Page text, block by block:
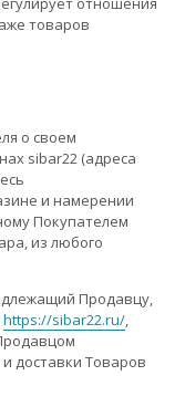
товаров
о своем
sibar22 (адреса
и намерении
Покупателем
из любого
Продавцу,
https://sibar22.ru/,
доставки Товаров